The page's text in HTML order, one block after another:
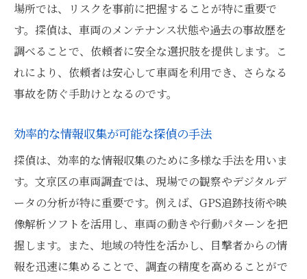
交通事故調査における探偵の役割
探偵が重要視する文京区の調査要素
探偵活用で得られる車両調査の利点
探偵が担う文京区での車両調査の役割
車両調査で探偵が果たす重要な役割
探偵が示す文京区車両調査の信頼性
交通安全向上に寄与する探偵の分析
探偵が提供する文京区の調査結果
文京区での探偵活動が車両調査に貢献
文京区の車両調査を探偵に任せるメリット
場所では、リスクを事前に把握することが特に重要で
す。探偵は、車両のメンテナンス状態や過去の事故歴を
調べることで、依頼者に安全な選択肢を提供します。こ
れにより、依頼者は安心して車両を利用でき、さらなる
事故を防ぐ手助けとなるのです。
効率的な情報収集が可能な探偵の手法
探偵は、効率的な情報収集のために多様な手法を用いま
す。文京区の車両調査では、現場での観察やデジタルデ
ータの分析が特に重要です。例えば、GPS追跡技術や映
像解析ソフトを活用し、車両の動きや行動パターンを把
握します。また、地域の特性を活かし、目撃者からの情
報を迅速に集めることで、調査の精度を高めることがで